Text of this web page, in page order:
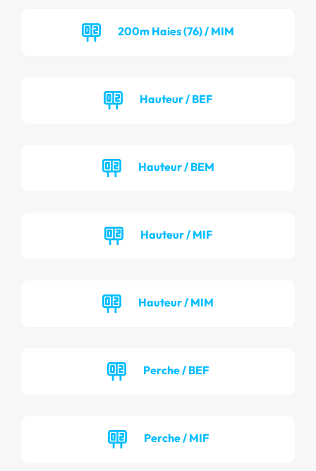
200m Haies (76) / MIM
Hauteur / BEF
Hauteur / BEM
Hauteur / MIF
Hauteur / MIM
Perche / BEF
Perche / MIF